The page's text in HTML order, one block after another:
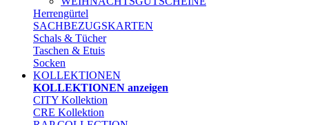
Herrengürtel
SACHBEZUGSKARTEN
Schals & Tücher
Taschen & Etuis
Socken
KOLLEKTIONEN
KOLLEKTIONEN anzeigen
CITY Kollektion
CRE Kollektion